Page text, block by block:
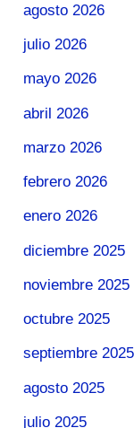
agosto 2026
julio 2026
mayo 2026
abril 2026
marzo 2026
febrero 2026
enero 2026
diciembre 2025
noviembre 2025
octubre 2025
septiembre 2025
agosto 2025
julio 2025